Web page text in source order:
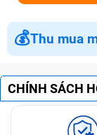
💰Thu mua
CHÍNH SÁCH